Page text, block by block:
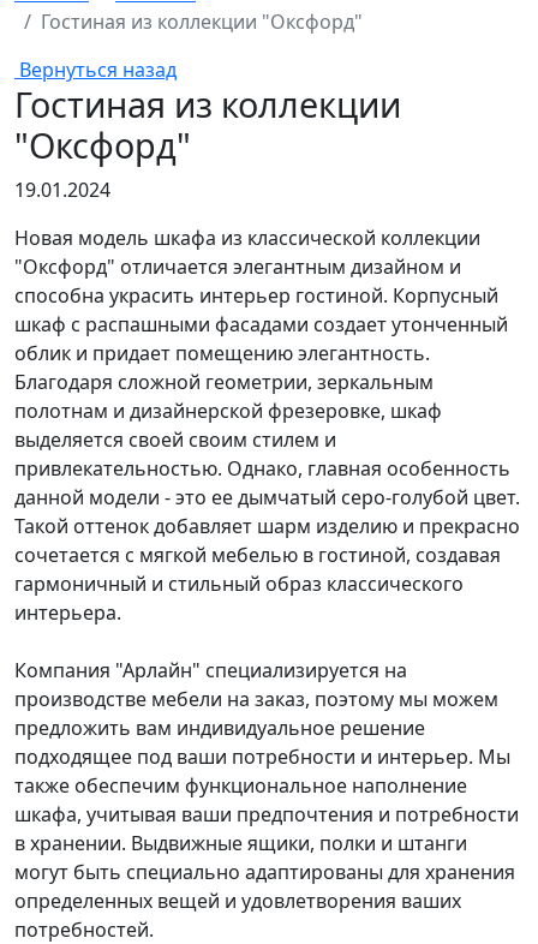
Гостиная из коллекции "Оксфорд"
Вернуться назад
Гостиная из коллекции
"Оксфорд"
19.01.2024
Новая модель шкафа из классической коллекции
"Оксфорд" отличается элегантным дизайном и
способна украсить интерьер гостиной. Корпусный
шкаф с распашными фасадами создает утонченный
облик и придает помещению элегантность.
Благодаря сложной геометрии, зеркальным
полотнам и дизайнерской фрезеровке, шкаф
выделяется своей своим стилем и
привлекательностью. Однако, главная особенность
данной модели - это ее дымчатый серо-голубой цвет.
Такой оттенок добавляет шарм изделию и прекрасно
сочетается с мягкой мебелью в гостиной, создавая
гармоничный и стильный образ классического
интерьера.
Компания "Арлайн" специализируется на
производстве мебели на заказ, поэтому мы можем
предложить вам индивидуальное решение
подходящее под ваши потребности и интерьер. Мы
также обеспечим функциональное наполнение
шкафа, учитывая ваши предпочтения и потребности
в хранении. Выдвижные ящики, полки и штанги
могут быть специально адаптированы для хранения
определенных вещей и удовлетворения ваших
потребностей.